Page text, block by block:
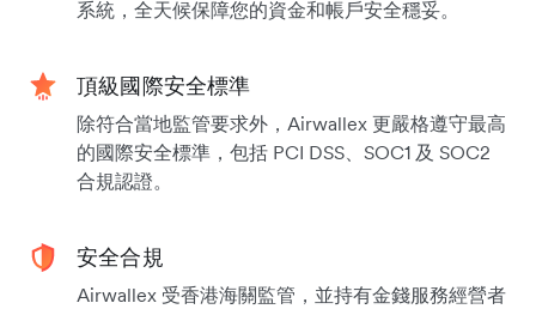
系統，全天候保障您的資金和帳戶安全穩妥。
頂級國際安全標準
除符合當地監管要求外，Airwallex 更嚴格遵守最高
的國際安全標準，包括 PCI DSS、SOC1 及 SOC2
合規認證。
安全合規
Airwallex 受香港海關監管，並持有金錢服務經營者